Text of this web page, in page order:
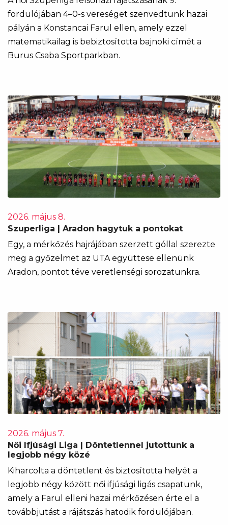
fordulójában 4–0-s vereséget szenvedtünk hazai
pályán a Konstancai Farul ellen, amely ezzel
matematikailag is bebiztosította bajnoki címét a
Burus Csaba Sportparkban.
2026. május 8.
Szuperliga | Aradon hagytuk a pontokat
Egy, a mérkőzés hajrájában szerzett góllal szerezte
meg a győzelmet az UTA együttese ellenünk
Aradon, pontot téve veretlenségi sorozatunkra.
2026. május 7.
Női Ifjúsági Liga | Döntetlennel jutottunk a
legjobb négy közé
Kiharcolta a döntetlent és biztosította helyét a
legjobb négy között női ifjúsági ligás csapatunk,
amely a Farul elleni hazai mérkőzésen érte el a
továbbjutást a rájátszás hatodik fordulójában.